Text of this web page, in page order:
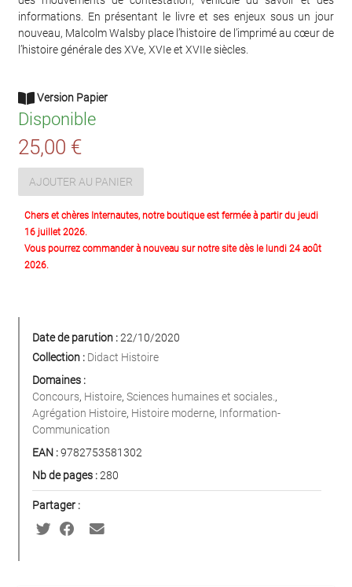
informations. En présentant le livre et ses enjeux sous un jour
nouveau, Malcolm Walsby place l’histoire de l’imprimé au cœur de
l’histoire générale des XVe, XVIe et XVIIe siècles.
Version Papier
Disponible
25,00 €
AJOUTER AU PANIER
Chers et chères Internautes, notre boutique est fermée à partir du jeudi
16 juillet 2026.
Vous pourrez commander à nouveau sur notre site dès le lundi 24 août
2026.
Date de parution :22/10/2020
Collection : Didact Histoire
Domaines :
Concours, Histoire, Sciences humaines et sociales. ,
Agrégation Histoire, Histoire moderne, Information-
Communication
EAN :9782753581302
Nb de pages :280
Partager :